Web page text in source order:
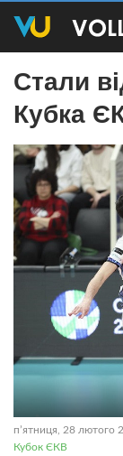
Стали
Кубка
пʼятниця, 28 лютого
Кубок ЄКВ